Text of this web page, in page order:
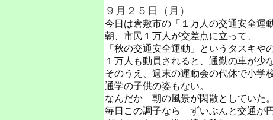
９月２５日（月）
今日は倉敷市の「１万人の交通安全運
朝、市民１万人が交差点に立って、
「秋の交通安全運動」というタスキや
１万人も動員されると、通勤の車が少な
そのうえ、週末の運動会の代休で小学
通学の子供の姿もない。
なんだか 朝の風景が閑散としていた。
毎日この調子なら ずいぶんと交通が